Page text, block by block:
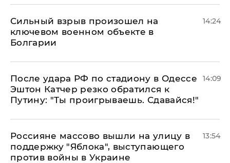
Сильный взрыв произошел на
ключевом военном объекте в
Болгарии
14:24
После удара РФ по стадиону в Одессе
Эштон Катчер резко обратился к
Путину: "Ты проигрываешь. Сдавайся!"
14:09
Россияне массово вышли на улицу в
поддержку "Яблока", выступающего
против войны в Украине
13:54